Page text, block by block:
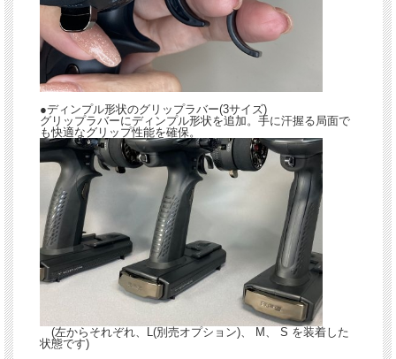
●ディンプル形状のグリップラバー(3サイズ)
グリップラバーにディンプル形状を追加。手に汗握る局面で
も快適なグリップ性能を確保。
(左からそれぞれ、L(別売オプション)、 M、 S を装着した
状態です)